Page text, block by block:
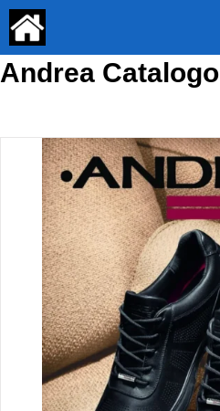
Saltar
contenido
Andrea Catalogo